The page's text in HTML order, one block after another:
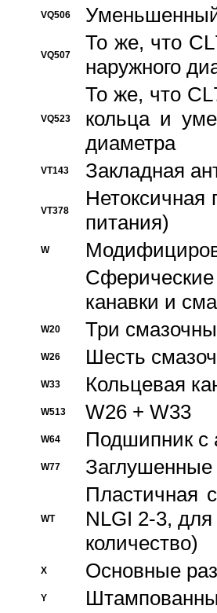
VQ506
VQ507
То же, что
наружного
VQ523
То же, что
кольца и
диаметра
VT143 Закладная
VT378
Нетоксичная
питания)
W
канавки и
W20 Три
W26 Шесть
W33 Кольцевая
W513 W26 + W33
W64 Подшипник с
W77 Заглушенные
WT
Пластичная
NLGI 2-3, для
количество)
X Основные
Y